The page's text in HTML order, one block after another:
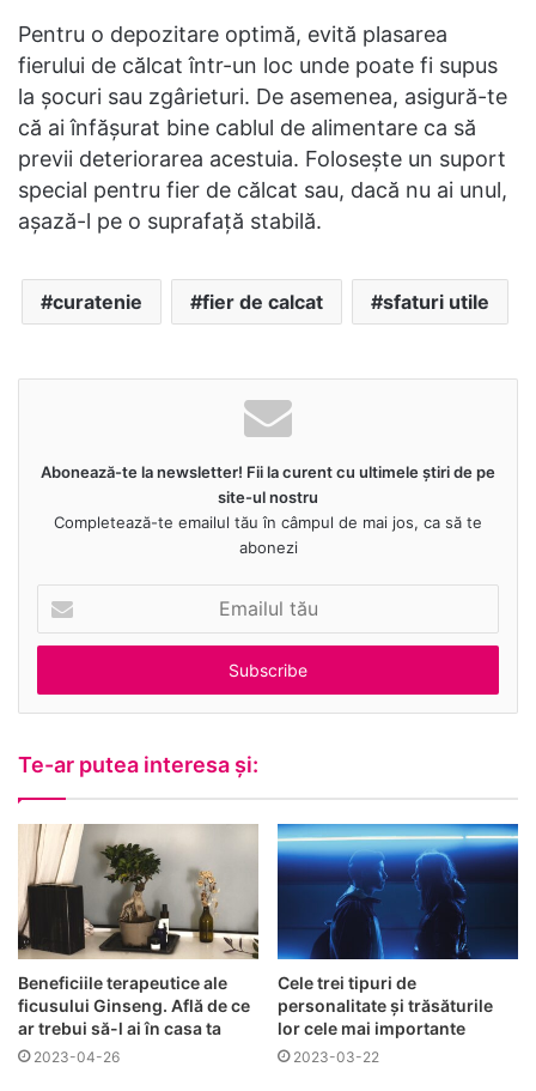
Pentru o depozitare optimă, evită plasarea
fierului de călcat într-un loc unde poate fi supus
la șocuri sau zgârieturi. De asemenea, asigură-te
că ai înfășurat bine cablul de alimentare ca să
previi deteriorarea acestuia. Folosește un suport
special pentru fier de călcat sau, dacă nu ai unul,
așază-l pe o suprafață stabilă.
curatenie fier de calcat sfaturi utile
Abonează-te la newsletter! Fii la curent cu ultimele știri de pe
site-ul nostru
Completează-te emailul tău în câmpul de mai jos, ca să te
abonezi
tău
Te-ar putea interesa și:
Beneficiile terapeutice ale
ficusului Ginseng. Află de ce
ar trebui să-l ai în casa ta
2023-04-26
Cele trei tipuri de
personalitate şi trăsăturile
lor cele mai importante
2023-03-22